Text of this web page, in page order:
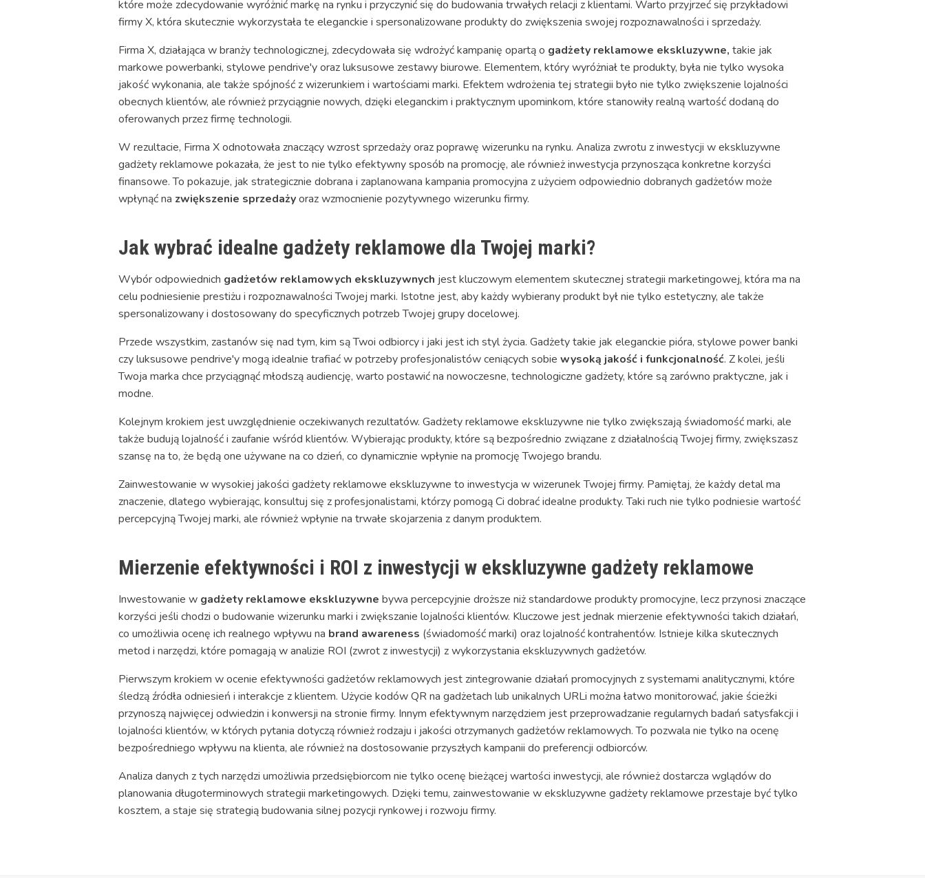
które może zdecydowanie wyróżnić markę na rynku i przyczynić się do budowania trwałych relacji z klientami. Warto przyjrzeć się przykładowi
firmy X, która skutecznie wykorzystała te eleganckie i spersonalizowane produkty do zwiększenia swojej rozpoznawalności i sprzedaży.
Firma X, działająca w branży technologicznej, zdecydowała się wdrożyć kampanię opartą o gadżety reklamowe ekskluzywne, takie jak
markowe powerbanki, stylowe pendrive'y oraz luksusowe zestawy biurowe. Elementem, który wyróżniał te produkty, była nie tylko wysoka
jakość wykonania, ale także spójność z wizerunkiem i wartościami marki. Efektem wdrożenia tej strategii było nie tylko zwiększenie lojalności
obecnych klientów, ale również przyciągnie nowych, dzięki eleganckim i praktycznym upominkom, które stanowiły realną wartość dodaną do
oferowanych przez firmę technologii.
W rezultacie, Firma X odnotowała znaczący wzrost sprzedaży oraz poprawę wizerunku na rynku. Analiza zwrotu z inwestycji w ekskluzywne
gadżety reklamowe pokazała, że jest to nie tylko efektywny sposób na promocję, ale również inwestycja przynosząca konkretne korzyści
finansowe. To pokazuje, jak strategicznie dobrana i zaplanowana kampania promocyjna z użyciem odpowiednio dobranych gadżetów może
wpłynąć na zwiększenie sprzedażyoraz wzmocnienie pozytywnego wizerunku firmy.
Jak wybrać idealne gadżety reklamowe dla Twojej marki?
Wybór odpowiednich gadżetów reklamowych ekskluzywnych jest kluczowym elementem skutecznej strategii marketingowej, która ma na
celu podniesienie prestiżu i rozpoznawalności Twojej marki. Istotne jest, aby każdy wybierany produkt był nie tylko estetyczny, ale także
spersonalizowany i dostosowany do specyficznych potrzeb Twojej grupy docelowej.
Przede wszystkim, zastanów się nad tym, kim są Twoi odbiorcy i jaki jest ich styl życia. Gadżety takie jak eleganckie pióra, stylowe power banki
czy luksusowe pendrive'y mogą idealnie trafiać w potrzeby profesjonalistów ceniących sobie wysoką jakość i funkcjonalność. Z kolei, jeśli
Twoja marka chce przyciągnąć młodszą audiencję, warto postawić na nowoczesne, technologiczne gadżety, które są zarówno praktyczne, jak i
modne.
Kolejnym krokiem jest uwzględnienie oczekiwanych rezultatów. Gadżety reklamowe ekskluzywne nie tylko zwiększają świadomość marki, ale
także budują lojalność i zaufanie wśród klientów. Wybierając produkty, które są bezpośrednio związane z działalnością Twojej firmy, zwiększasz
szansę na to, że będą one używane na co dzień, co dynamicznie wpłynie na promocję Twojego brandu.
Zainwestowanie w wysokiej jakości gadżety reklamowe ekskluzywne to inwestycja w wizerunek Twojej firmy. Pamiętaj, że każdy detal ma
znaczenie, dlatego wybierając, konsultuj się z profesjonalistami, którzy pomogą Ci dobrać idealne produkty. Taki ruch nie tylko podniesie wartość
percepcyjną Twojej marki, ale również wpłynie na trwałe skojarzenia z danym produktem.
Mierzenie efektywności i ROI z inwestycji w ekskluzywne gadżety reklamowe
Inwestowanie w gadżety reklamowe ekskluzywne bywa percepcyjnie droższe niż standardowe produkty promocyjne, lecz przynosi znaczące
korzyści jeśli chodzi o budowanie wizerunku marki i zwiększanie lojalności klientów. Kluczowe jest jednak mierzenie efektywności takich działań,
co umożliwia ocenę ich realnego wpływu na brand awareness (świadomość marki) oraz lojalność kontrahentów. Istnieje kilka skutecznych
metod i narzędzi, które pomagają w analizie ROI (zwrot z inwestycji) z wykorzystania ekskluzywnych gadżetów.
Pierwszym krokiem w ocenie efektywności gadżetów reklamowych jest zintegrowanie działań promocyjnych z systemami analitycznymi, które
śledzą źródła odniesień i interakcje z klientem. Użycie kodów QR na gadżetach lub unikalnych URLi można łatwo monitorować, jakie ścieżki
przynoszą najwięcej odwiedzin i konwersji na stronie firmy. Innym efektywnym narzędziem jest przeprowadzanie regularnych badań satysfakcji i
lojalności klientów, w których pytania dotyczą również rodzaju i jakości otrzymanych gadżetów reklamowych. To pozwala nie tylko na ocenę
bezpośredniego wpływu na klienta, ale również na dostosowanie przyszłych kampanii do preferencji odbiorców.
Analiza danych z tych narzędzi umożliwia przedsiębiorcom nie tylko ocenę bieżącej wartości inwestycji, ale również dostarcza wglądów do
planowania długoterminowych strategii marketingowych. Dzięki temu, zainwestowanie w ekskluzywne gadżety reklamowe przestaje być tylko
kosztem, a staje się strategią budowania silnej pozycji rynkowej i rozwoju firmy.